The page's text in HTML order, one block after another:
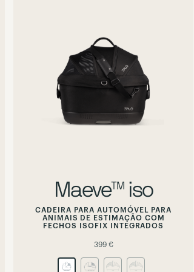
focus
to
preview
alternate
image
Maeve™ iso
CADEIRA PARA AUTOMÓVEL PARA
ANIMAIS DE ESTIMAÇÃO COM
FECHOS ISOFIX INTEGRADOS
399 €